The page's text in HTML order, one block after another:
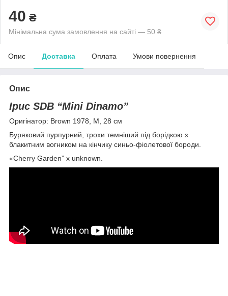
40 ₴
Мінімальна сума замовлення на сайті — 50 ₴
Опис Доставка Оплата Умови повернення
Опис
Ірис SDB “Mini Dinamo”
Оригінатор: Brown 1978, М, 28 см
Буряковий пурпурний, трохи темніший під борідкою з
блакитним вогником на кінчику синьо-фіолетової бороди.
«Cherry Garden” x unknown.